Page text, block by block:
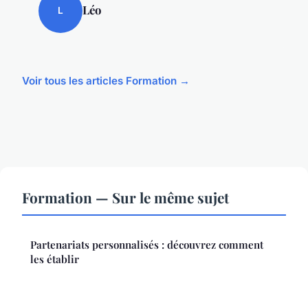
L Léo
Voir tous les articles Formation →
Formation — Sur le même sujet
Partenariats personnalisés : découvrez comment
les établir